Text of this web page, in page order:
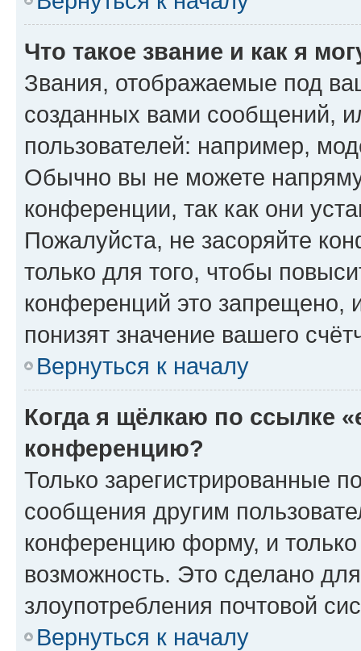
Что такое звание и как я
Звания, отображаемые под
созданных вами сообщений,
пользователей: например,
Обычно вы не можете
конференции, так как они
Пожалуйста, не засоряйте
только для того, чтобы
конференций это запрещено,
понизят значение вашего
Вернуться к началу
Когда я щёлкаю по ссылке
конференцию?
Только зарегистрированные
сообщения другим
конференцию форму, и
возможность. Это сделано
злоупотребления почтовой
Вернуться к началу